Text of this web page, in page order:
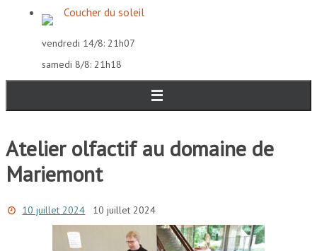
Coucher du soleil
vendredi 14/8: 21h07
samedi 8/8: 21h18
Atelier olfactif au domaine de
Mariemont
10 juillet 2024 10 juillet 2024